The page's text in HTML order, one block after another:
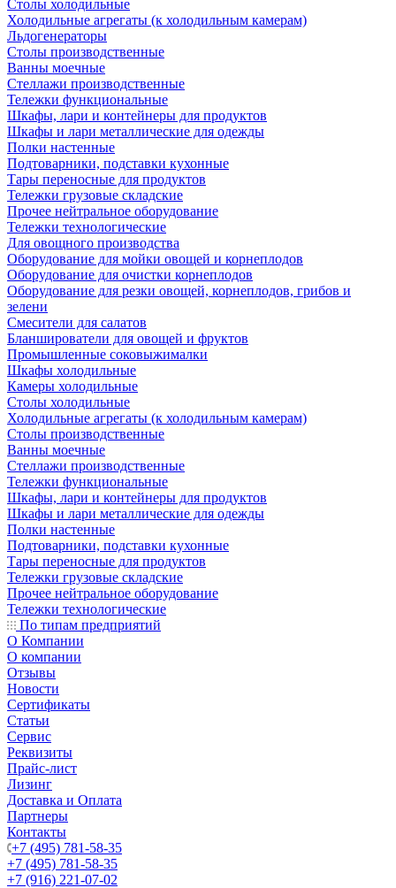
Столы холодильные
Холодильные агрегаты (к холодильным камерам)
Льдогенераторы
Столы производственные
Ванны моечные
Стеллажи производственные
Тележки функциональные
Шкафы, лари и контейнеры для продуктов
Шкафы и лари металлические для одежды
Полки настенные
Подтоварники, подставки кухонные
Тары переносные для продуктов
Тележки грузовые складские
Прочее нейтральное оборудование
Тележки технологические
Для овощного производства
Оборудование для мойки овощей и корнеплодов
Оборудование для очистки корнеплодов
Оборудование для резки овощей, корнеплодов, грибов и
зелени
Смесители для салатов
Бланширователи для овощей и фруктов
Промышленные соковыжималки
Шкафы холодильные
Камеры холодильные
Столы холодильные
Холодильные агрегаты (к холодильным камерам)
Столы производственные
Ванны моечные
Стеллажи производственные
Тележки функциональные
Шкафы, лари и контейнеры для продуктов
Шкафы и лари металлические для одежды
Полки настенные
Подтоварники, подставки кухонные
Тары переносные для продуктов
Тележки грузовые складские
Прочее нейтральное оборудование
Тележки технологические
По типам предприятий
О Компании
О компании
Отзывы
Новости
Сертификаты
Статьи
Сервис
Реквизиты
Прайс-лист
Лизинг
Доставка и Оплата
Партнеры
Контакты
+7 (495) 781-58-35
+7 (495) 781-58-35
+7 (916) 221-07-02